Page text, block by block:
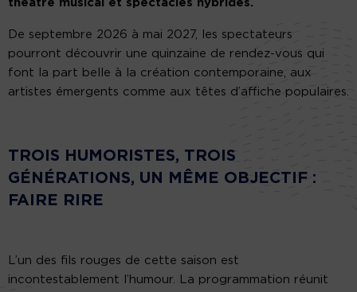
théâtre musical et spectacles hybrides.
De septembre 2026 à mai 2027, les spectateurs
pourront découvrir une quinzaine de rendez-vous qui
font la part belle à la création contemporaine, aux
artistes émergents comme aux têtes d’affiche populaires.
TROIS HUMORISTES, TROIS
GÉNÉRATIONS, UN MÊME OBJECTIF :
FAIRE RIRE
L’un des fils rouges de cette saison est
incontestablement l’humour. La programmation réunit